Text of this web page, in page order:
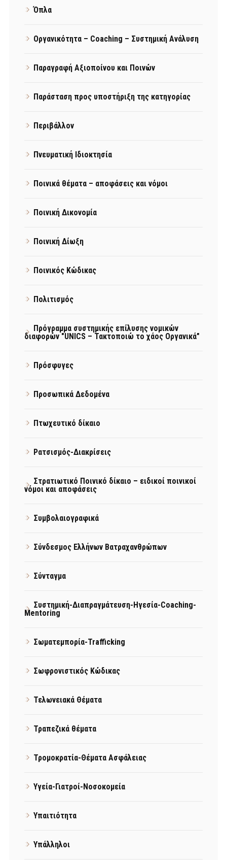
Όπλα
Οργανικότητα – Coaching – Συστημική Ανάλυση
Παραγραφή Αξιοποίνου και Ποινών
Παράσταση προς υποστήριξη της κατηγορίας
Περιβάλλον
Πνευματική Ιδιοκτησία
Ποινικά θέματα – αποφάσεις και νόμοι
Ποινική Δικονομία
Ποινική Δίωξη
Ποινικός Κώδικας
Πολιτισμός
Πρόγραμμα συστημικής επίλυσης νομικών
διαφορών "UNICS – Τακτοποιώ το χάος Οργανικά"
Πρόσφυγες
Προσωπικά Δεδομένα
Πτωχευτικό δίκαιο
Ρατσισμός-Διακρίσεις
Στρατιωτικό Ποινικό δίκαιο – ειδικοί ποινικοί
νόμοι και αποφάσεις
Συμβολαιογραφικά
Σύνδεσμος Ελλήνων Βατραχανθρώπων
Σύνταγμα
Συστημική-Διαπραγμάτευση-Ηγεσία-Coaching-
Mentoring
Σωματεμπορία-Trafficking
Σωφρονιστικός Κώδικας
Τελωνειακά Θέματα
Τραπεζικά θέματα
Τρομοκρατία-Θέματα Ασφάλειας
Υγεία-Γιατροί-Νοσοκομεία
Υπαιτιότητα
Υπάλληλοι